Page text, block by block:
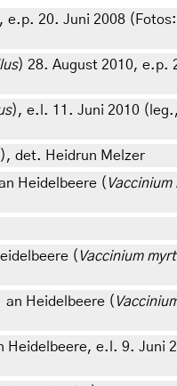
e.p. 20. Juni 2008
) 28. August 2010, e.p.
), e.l. 11. Juni 2010
det. Heidrun Melzer
Heidelbeere (
( Vaccinium
an Heidelbeere (
Heidelbeere, e.l. 9.